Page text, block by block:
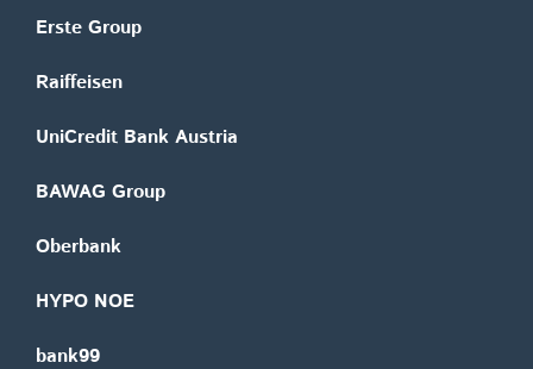
Erste Group
Raiffeisen
UniCredit Bank Austria
BAWAG Group
Oberbank
HYPO NOE
bank99